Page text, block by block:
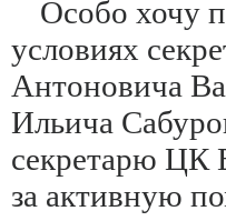
Особо хочу
условиях
Антоновича
Ильича
секретарю ЦК
за активную